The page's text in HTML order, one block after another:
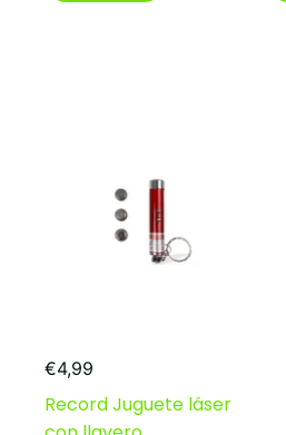
€4,99
Record Juguete láser